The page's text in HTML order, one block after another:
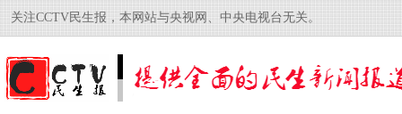
关注CCTV民生报，本网站与央视网、中央电视台无关。